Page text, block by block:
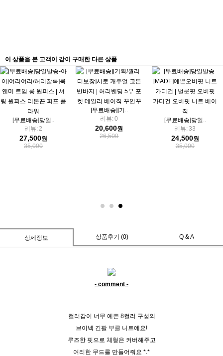
이 상품을 본 고객이 같이 구매한 다른 상품
[무료배송]당일..
리뷰:2
27,500원
35,000
[무료배송][기..
리뷰:0
20,600원
26,500
[무료배송]당일..
리뷰:33
24,500원
35,000
상세정보 상품후기 (0) Q & A
- comment -
컬러감이 너무 예쁜 8컬러 구성의
브이넥 긴팔 부클 니트에요!
루즈한 핏으로 체형은 커버해주고
여리한 무드를 만들어줘요 *.*